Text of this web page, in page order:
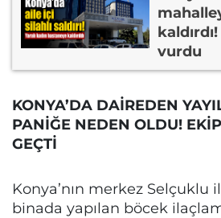
vurdu
KONYA’DA DAİREDEN
PANİĞE NEDEN OLDU!
GEÇTİ
Konya’nın merkez Selçuklu
binada yapılan böcek